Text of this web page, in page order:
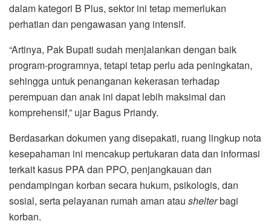
dalam kategori B Plus, sektor ini tetap memerlukan
perhatian dan pengawasan yang intensif.
“Artinya, Pak Bupati sudah menjalankan dengan baik
program-programnya, tetapi tetap perlu ada peningkatan,
sehingga untuk penanganan kekerasan terhadap
perempuan dan anak ini dapat lebih maksimal dan
komprehensif,” ujar Bagus Priandy.
Berdasarkan dokumen yang disepakati, ruang lingkup nota
kesepahaman ini mencakup pertukaran data dan informasi
terkait kasus PPA dan PPO, penjangkauan dan
pendampingan korban secara hukum, psikologis, dan
sosial, serta pelayanan rumah aman atau shelterbagi
korban.